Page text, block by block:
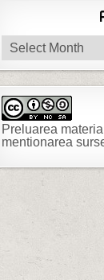
Arhive
Preluarea
mentionarea